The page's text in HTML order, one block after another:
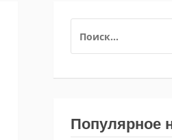
Популярное